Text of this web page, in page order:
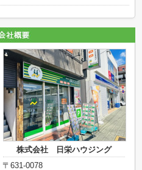
株式会社 日栄ハウジング
〒631-0078